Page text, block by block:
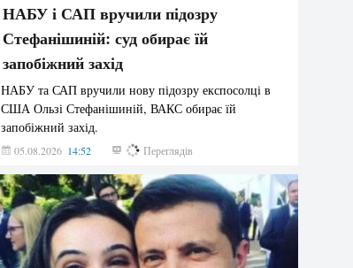
НАБУ і САП вручили підозру
Стефанішиній: суд обирає їй
запобіжний захід
НАБУ та САП вручили нову підозру експосолці в
США Ользі Стефанішиній, ВАКС обирає їй
запобіжний захід.
05.08.2026 14:52 152 Переглядів